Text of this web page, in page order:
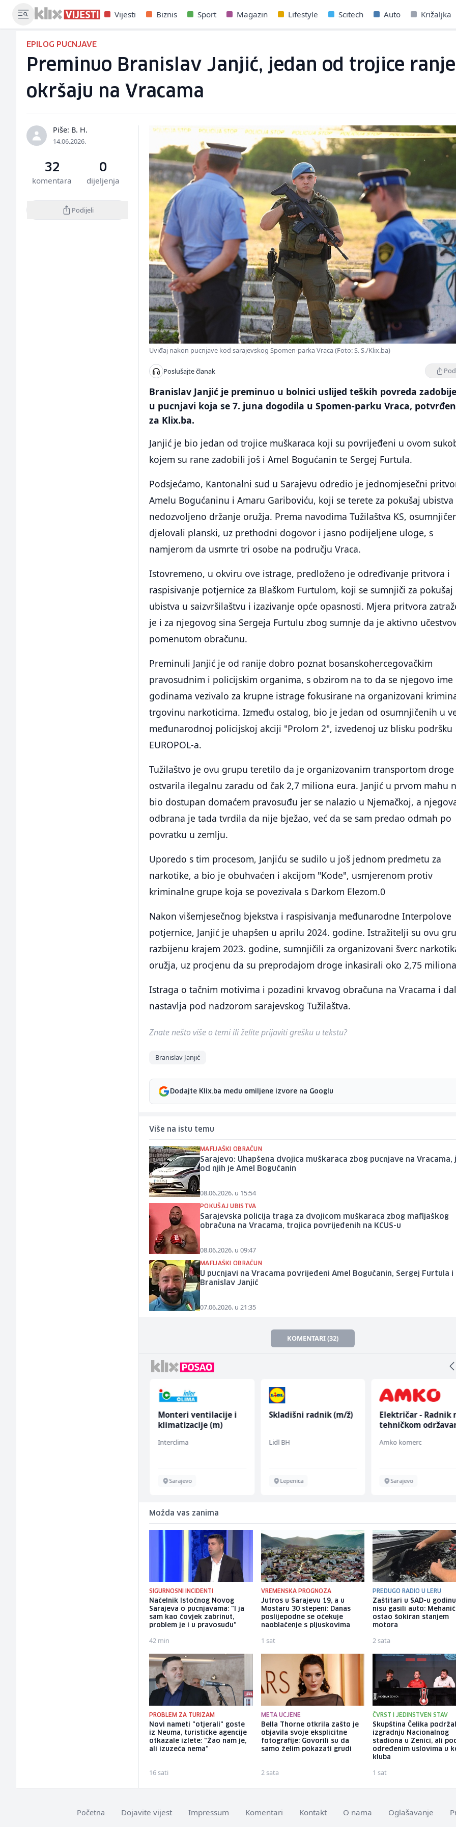
Vijesti Biznis Sport Magazin Lifestyle Scitech Auto Križaljka
EPILOG PUCNJAVE
Preminuo Branislav Janjić, jedan od trojice
okršaju na Vracama
Piše: B. H.
14.06.2026.
32
komentara
0
dijeljenja
Podijeli
Uviđaj nakon pucnjave kod sarajevskog Spomen-parka Vraca (Foto: S. S./Klix.ba)
Poslušajte članak
Branislav Janjić je preminuo u bolnici uslijed teških povreda
u pucnjavi koja se 7. juna dogodila u Spomen-parku Vraca,
za Klix.ba.
Janjić je bio jedan od trojice muškaraca koji su povrijeđeni u ovom
kojem su rane zadobili još i Amel Bogućanin te Sergej Furtula.
Podsjećamo, Kantonalni sud u Sarajevu odredio je jednomjesečni
Amelu Bogućaninu i Amaru Gariboviću, koji se terete za pokušaj ubistva
nedozvoljeno držanje oružja. Prema navodima Tužilaštva KS,
djelovali planski, uz prethodni dogovor i jasno podijeljene uloge, s
namjerom da usmrte tri osobe na području Vraca.
Istovremeno, u okviru ove istrage, predloženo je određivanje pritvora i
raspisivanje potjernice za Blaškom Furtulom, koji se sumnjiči za pokušaj
ubistva u saizvršilaštvu i izazivanje opće opasnosti. Mjera pritvora
je i za njegovog sina Sergeja Furtulu zbog sumnje da je aktivno
pomenutom obračunu.
Preminuli Janjić je od ranije dobro poznat bosanskohercegovačkim
pravosudnim i policijskim organima, s obzirom na to da se njegovo ime
godinama vezivalo za krupne istrage fokusirane na organizovani
trgovinu narkoticima. Između ostalog, bio je jedan od osumnjičenih u
međunarodnoj policijskoj akciji "Prolom 2", izvedenoj uz blisku podršku
EUROPOL-a.
Tužilaštvo je ovu grupu teretilo da je organizovanim transportom droge
ostvarila ilegalnu zaradu od čak 2,7 miliona eura. Janjić u prvom mahu
bio dostupan domaćem pravosuđu jer se nalazio u Njemačkoj, a
odbrana je tada tvrdila da nije bježao, već da se sam predao odmah po
povratku u zemlju.
Uporedo s tim procesom, Janjiću se sudilo u još jednom predmetu za
narkotike, a bio je obuhvaćen i akcijom "Kode", usmjerenom protiv
kriminalne grupe koja se povezivala s Darkom Elezom.0
Nakon višemjesečnog bjekstva i raspisivanja međunarodne Interpolove
potjernice, Janjić je uhapšen u aprilu 2024. godine. Istražitelji su ovu
razbijenu krajem 2023. godine, sumnjičili za organizovani šverc
oružja, uz procjenu da su preprodajom droge inkasirali oko 2,75
Istraga o tačnim motivima i pozadini krvavog obračuna na Vracama i
nastavlja pod nadzorom sarajevskog Tužilaštva.
Znate nešto više o temi ili želite prijaviti grešku u tekstu?
Branislav Janjić
Dodajte Klix.ba među omiljene izvore na Googlu
Više na istu temu
MAFIJAŠKI OBRAČUN
Sarajevo: Uhapšena dvojica muškaraca zbog pucnjave na Vracama,
od njih je Amel Bogučanin
08.06.2026. u 15:54
POKUŠAJ UBISTVA
Sarajevska policija traga za dvojicom muškaraca zbog mafijaškog
obračuna na Vracama, trojica povrijeđenih na KCUS-u
08.06.2026. u 09:47
MAFIJAŠKI OBRAČUN
U pucnjavi na Vracama povrijeđeni Amel Bogučanin, Sergej Furtula i
Branislav Janjić
07.06.2026. u 21:35
KOMENTARI (32)
Monteri ventilacije i
klimatizacije (m)
Interclima
Sarajevo
Skladišni radnik (m/ž)
Lidl BH
Lepenica
Električar - Radnik
tehničkom
Amko komerc
Sarajevo
Možda vas zanima
SIGURNOSNI INCIDENTI
Načelnik Istočnog Novog
Sarajeva o pucnjavama: "I ja
sam kao čovjek zabrinut,
problem je i u pravosuđu"
42 min
VREMENSKA PROGNOZA
Jutros u Sarajevu 19, a u
Mostaru 30 stepeni: Danas
poslijepodne se očekuje
naoblačenje s pljuskovima
1 sat
PREDUGO RADIO U LERU
Zaštitari u SAD-u
nisu gasili auto:
ostao šokiran stanjem
motora
2 sata
PROBLEM ZA TURIZAM
Novi nameti "otjerali" goste
iz Neuma, turističke agencije
otkazale izlete: "Žao nam je,
ali izuzeća nema"
16 sati
META UCJENE
Bella Thorne otkrila zašto je
objavila svoje eksplicitne
fotografije: Govorili su da
samo želim pokazati grudi
2 sata
ČVRST I JEDINSTVEN STAV
Skupština Čelika
izgradnju Nacionalnog
stadiona u Zenici, ali
određenim uslovima u
kluba
1 sat
Početna Dojavite vijest Impressum Komentari Kontakt O nama Oglašavanje